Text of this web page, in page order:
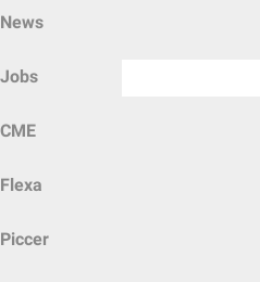
News
Jobs
CME
Flexa
Piccer